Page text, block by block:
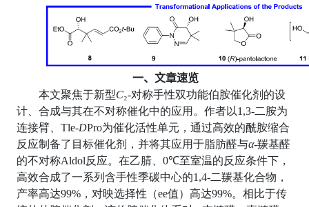
一、文章速览
本文聚焦于新型C₂-对称手性双功能伯胺催化剂的设
计、合成与其在不对称催化中的应用。作者以1,3-二胺为
连接臂、 Tle-DPro为催化活性单元，通过高效的酰胺缩合
反应制备了目标催化剂，并将其应用于脂肪醛与α-羰基醛
的不对称Aldol反应。在乙腈、 0℃至室温的反应条件下，
高效合成了一系列含手性季碳中心的1,4-二羰基化合物，
产率高达99% ，对映选择性（ee值）高达99%。相比于传